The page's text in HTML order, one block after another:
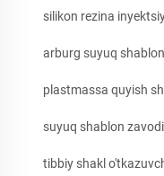
silikon rezina
arburg suyuq shablon
plastmassa quyish
suyuq shablon zavodi
tibbiy shakl